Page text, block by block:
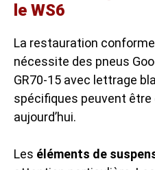
le WS6
La restauration conforme
nécessite des pneus
GR70-15 avec lettrage
spécifiques peuvent
aujourd’hui.
Les éléments de